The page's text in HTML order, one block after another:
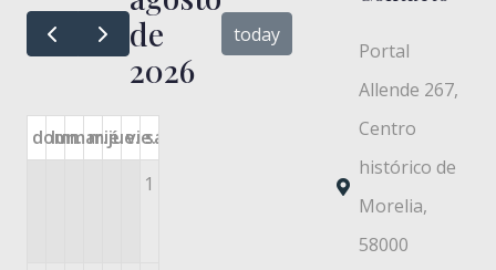
de
2026
today
dom.
lun.mar.mié.jue.vie.sáb.
1
Portal
Allende 267,
Centro
histórico de
Morelia,
58000